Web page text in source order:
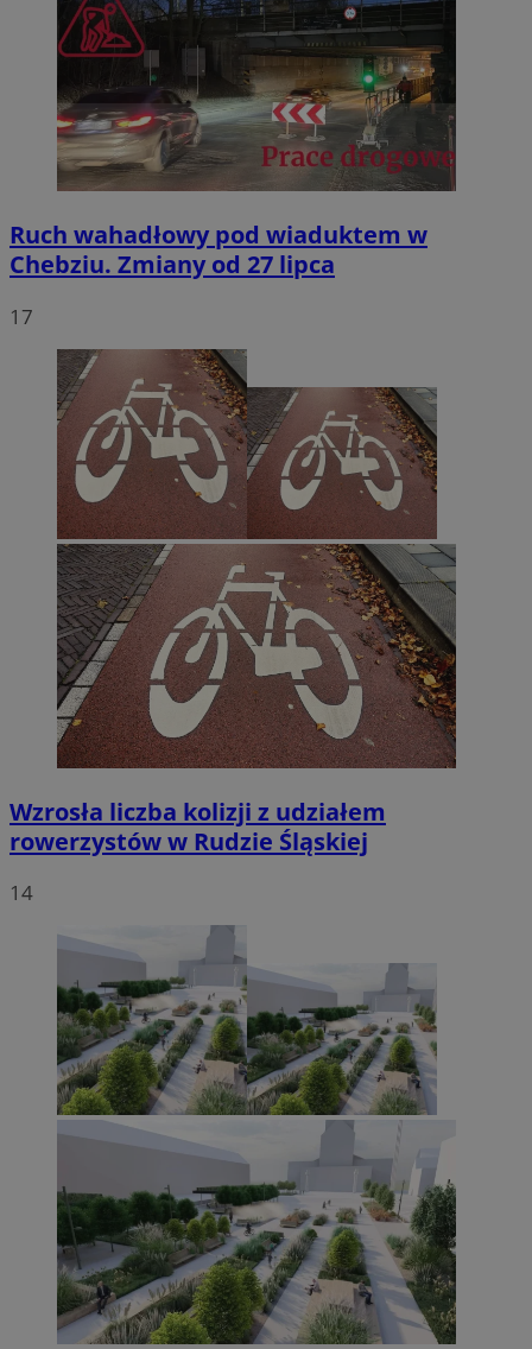
Ruch wahadłowy pod wiaduktem w
Chebziu. Zmiany od 27 lipca
17
Wzrosła liczba kolizji z udziałem
rowerzystów w Rudzie Śląskiej
14